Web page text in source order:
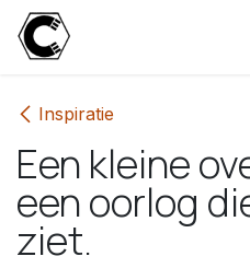
Overslaan naar inhoud
Inspiratie
Een kleine
een oorlog
ziet.